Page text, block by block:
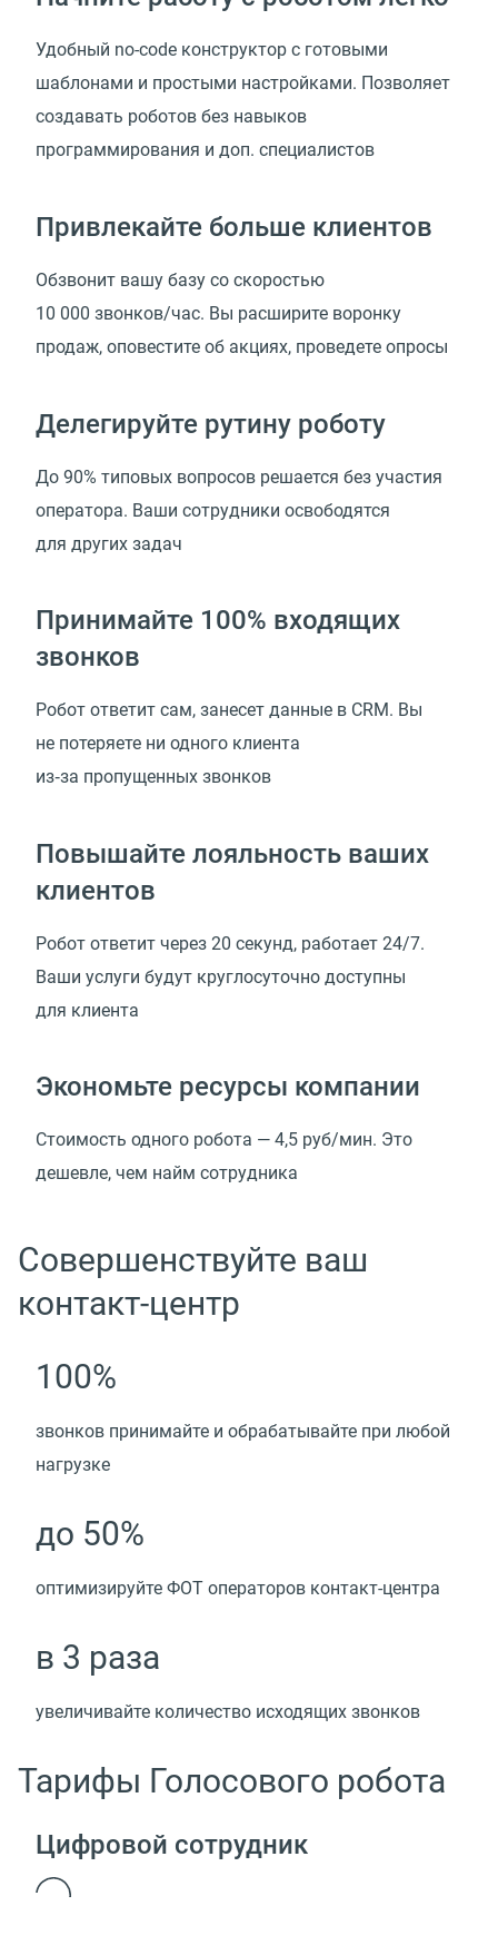
Удобный no-code конструктор с готовыми
шаблонами и простыми настройками. Позволяет
создавать роботов без навыков
программирования и доп. специалистов
Привлекайте больше клиентов
Обзвонит вашу базу со скоростью
10 000 звонков/час. Вы расширите воронку
продаж, оповестите об акциях, проведете опросы
Делегируйте рутину роботу
До 90% типовых вопросов решается без участия
оператора. Ваши сотрудники освободятся
для других задач
Принимайте 100% входящих
звонков
Робот ответит сам, занесет данные в CRM. Вы
не потеряете ни одного клиента
из‑за пропущенных звонков
Повышайте лояльность ваших
клиентов
Робот ответит через 20 секунд, работает 24/7.
Ваши услуги будут круглосуточно доступны
для клиента
Экономьте ресурсы компании
Стоимость одного робота — 4,5 руб/мин. Это
дешевле, чем найм сотрудника
Совершенствуйте ваш
контакт-центр
100%
звонков принимайте и обрабатывайте при любой
нагрузке
до 50%
оптимизируйте ФОТ операторов контакт-центра
в 3 раза
увеличивайте количество исходящих звонков
Тарифы Голосового робота
Цифровой сотрудник